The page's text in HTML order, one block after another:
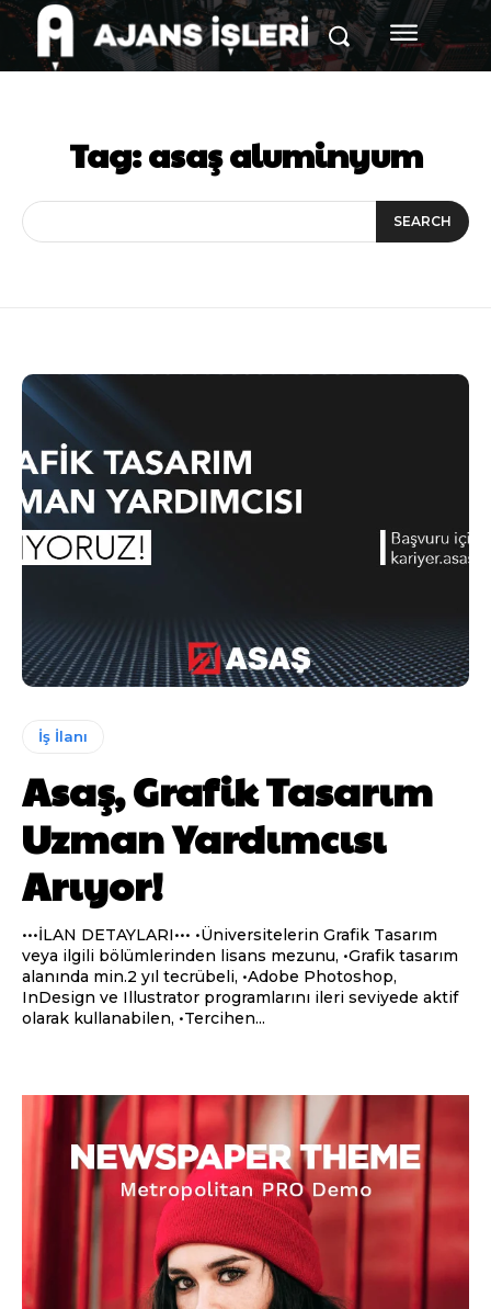
Tag:asaş aluminyum
SEARCH
İş İlanı
Asaş, Grafik Tasarım
Uzman Yardımcısı
Arıyor!
•••İLAN DETAYLARI••• •Üniversitelerin Grafik Tasarım
veya ilgili bölümlerinden lisans mezunu, •Grafik tasarım
alanında min.2 yıl tecrübeli, •Adobe Photoshop,
InDesign ve Illustrator programlarını ileri seviyede aktif
olarak kullanabilen, •Tercihen...